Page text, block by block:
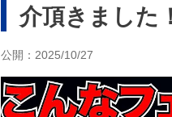
介頂きました！
公開：2025/10/27